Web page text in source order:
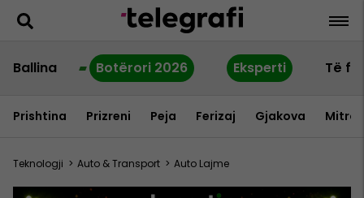
Ballina Botërori 2026 Eksperti Të
Prishtina Prizreni Peja Ferizaj Gjakova
Teknologji > Auto & Transport > Auto Lajme